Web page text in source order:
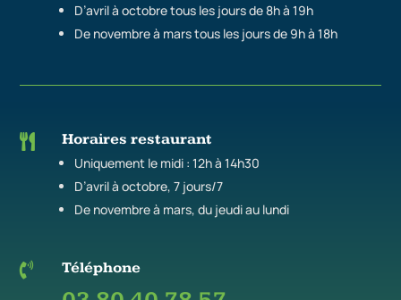
D’avril à octobre tous les jours de 8h à 19h
De novembre à mars tous les jours de 9h à 18h
 Horaires restaurant
Uniquement le midi : 12h à 14h30
D’avril à octobre, 7 jours/7
De novembre à mars, du jeudi au lundi
 Téléphone